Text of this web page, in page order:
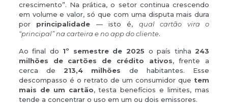
crescimento”. Na prática, o setor continua crescendo
em volume e valor, só que com uma disputa mais dura
por principalidade — isto é, qual cartão vira o
“principal” na carteira e no app do cliente.
Ao final do 1º semestre de 2025 o país tinha 243
milhões de cartões de crédito ativos, frente a
cerca de 213,4 milhões de habitantes. Esse
descompasso é o retrato de um consumidor que tem
mais de um cartão, testa benefícios e limites, mas
tende a concentrar o uso em um ou dois emissores.